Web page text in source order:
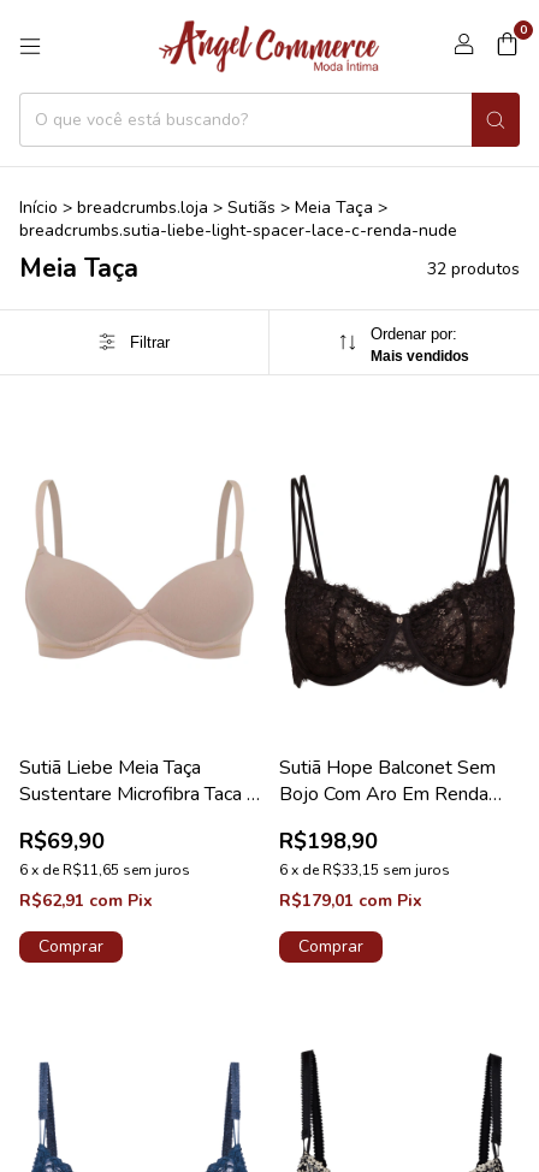
0
Início > breadcrumbs.loja > Sutiãs > Meia Taça >
breadcrumbs.sutia-liebe-light-spacer-lace-c-renda-nude
Meia Taça 32 produtos
Filtrar Ordenar por:
Mais vendidos
Sutiã Liebe Meia Taça
Sustentare Microfibra Taca B
R$69,90
6x deR$11,65 sem juros
R$62,91 com Pix
Comprar
Sutiã Hope Balconet Sem
Bojo Com Aro Em Renda
R$198,90
6x deR$33,15 sem juros
R$179,01 com Pix
Comprar